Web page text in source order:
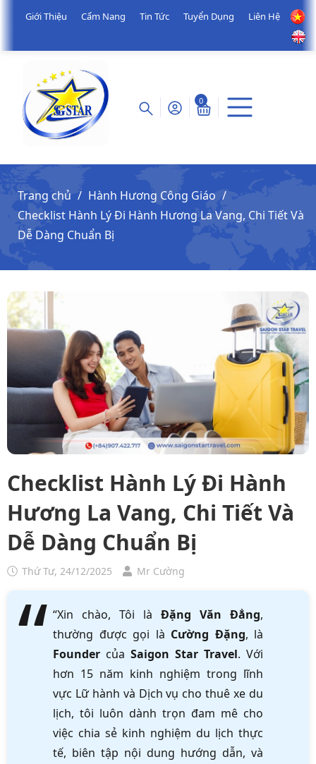
Giới Thiệu Cẩm Nang Tin Tức Tuyển Dụng Liên Hệ
0
Trang chủ
Hành Hương Công Giáo
Checklist Hành Lý Đi Hành Hương La Vang, Chi Tiết Và
Dễ Dàng Chuẩn Bị
Checklist Hành Lý Đi Hành
Hương La Vang, Chi Tiết Và
Dễ Dàng Chuẩn Bị
Thứ Tư, 24/12/2025 Mr Cường
“Xin chào, Tôi là Đặng Văn Đẳng,
thường được gọi là Cường Đặng, là
Founder của Saigon Star Travel. Với
hơn 15 năm kinh nghiệm trong lĩnh
vực Lữ hành và Dịch vụ cho thuê xe du
lịch, tôi luôn dành trọn đam mê cho
việc chia sẻ kinh nghiệm du lịch thực
tế, biên tập nội dung hướng dẫn, và